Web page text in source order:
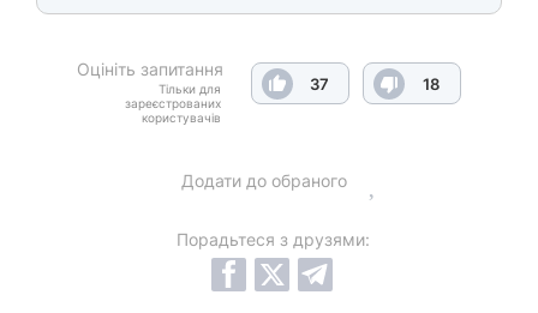
Оцініть запитання
Тільки для
зареєстрованих
користувачів
37 18
Додати до обраного
Порадьтеся з друзями: